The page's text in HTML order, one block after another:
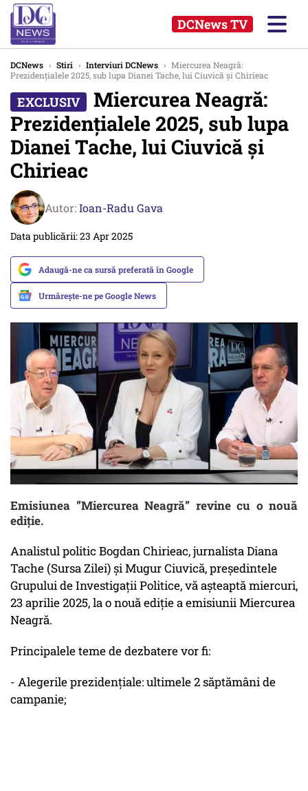
DCNews TV
DCNews › Stiri › Interviuri DCNews › Miercurea Neagră:
Prezidențialele 2025, sub lupa Dianei Tache, lui Ciuvică și Chirieac
Miercurea Neagră:
Prezidențialele 2025, sub lupa
Dianei Tache, lui Ciuvică și
Chirieac
Autor:Ioan-Radu Gava
Data publicării: 23 Apr 2025
Adaugă-ne ca sursă preferată în Google
Urmărește-ne pe Google News
Emisiunea ”Miercurea Neagră” revine cu o nouă
ediție.
Analistul politic Bogdan Chirieac, jurnalista Diana
Tache (Sursa Zilei) și Mugur Ciuvică, președintele
Grupului de Investigații Politice, vă așteaptă miercuri,
23 aprilie 2025, la o nouă ediție a emisiunii Miercurea
Neagră.
Principalele teme de dezbatere vor fi:
- Alegerile prezidențiale: ultimele 2 săptămâni de
campanie;